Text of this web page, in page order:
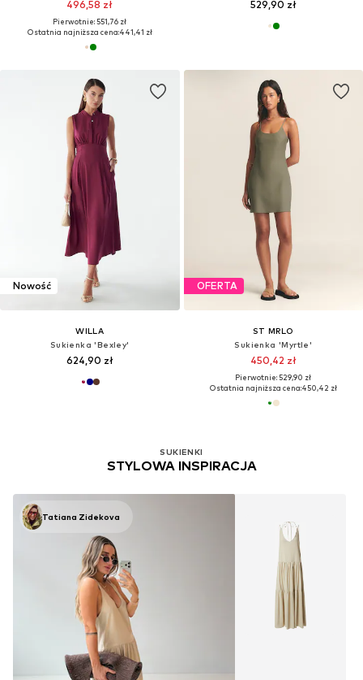
496,58 zł
Pierwotnie: 551,76 zł
Ostatnia najniższa cena:441,41 zł
529,90 zł
Nowość
WILLA
Sukienka 'Bexley'
624,90 zł
OFERTA
ST MRLO
Sukienka 'Myrtle'
450,42 zł
Pierwotnie: 529,90 zł
Ostatnia najniższa cena:450,42 zł
SUKIENKI
STYLOWA INSPIRACJA
Tatiana Zidekova